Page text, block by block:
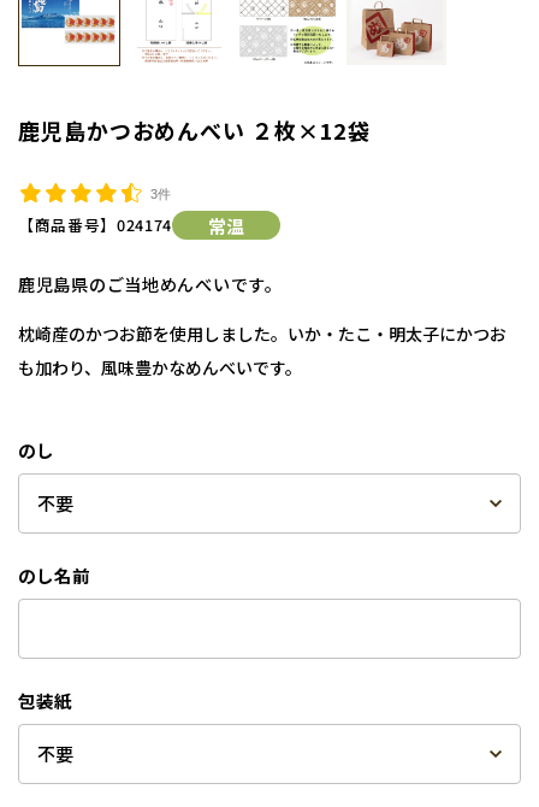
鹿児島かつおめんべい ２枚×12袋
3件
【商品番号】 024174 常温
鹿児島県のご当地めんべいです。
枕崎産のかつお節を使用しました。いか・たこ・明太子にかつお
も加わり、風味豊かなめんべいです。
のし
のし名前
包装紙